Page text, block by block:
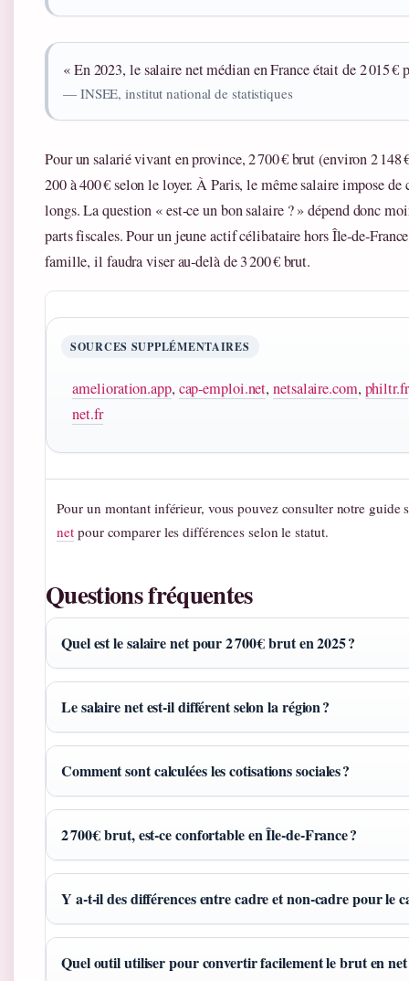
« En 2023, le salaire net médian en France était de 2 015 €
— INSEE, institut national de statistiques
Pour un salarié vivant en province, 2 700 € brut (environ 2 148
200 à 400 € selon le loyer. À Paris, le même salaire impose
longs. La question « est‑ce un bon salaire ? » dépend donc
parts fiscales. Pour un jeune actif célibataire hors
famille, il faudra viser au‑delà de 3 200 € brut.
SOURCES SUPPLÉMENTAIRES
amelioration.app, cap-emploi.net,netsalaire.com, philtr.fr
net.fr
Pour un montant inférieur, vous pouvez consulter notre guide
net pour comparer les différences selon le statut.
Questions fréquentes
Quel est le salaire net pour 2 700 € brut en 2025 ?
Le salaire net est‑il différent selon la région ?
Comment sont calculées les cotisations sociales ?
2 700 € brut, est‑ce confortable en Île‑de‑France ?
Y a‑t‑il des différences entre cadre et non‑cadre pour le
Quel outil utiliser pour convertir facilement le brut en net